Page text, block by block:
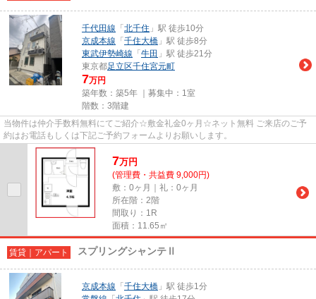
千代田線 「 北千住 」駅 徒歩10分
京成本線 「 千住大橋 」駅 徒歩8分
東武伊勢崎線 「 牛田 」駅 徒歩21分
東京都足立区千住宮元町
7万円
築年数：築5年 ｜募集中： 1室
階数：3階建
当物件は仲介手数料無料にてご紹介☆敷金礼金0ヶ月☆ネット無料 ご来店のご予
約はお電話もしくは下記ご予約フォームよりお願いします。
7万円
(管理費・共益費 9,000円)
敷：0ヶ月｜礼：0ヶ月
所在階：2階
間取り：1R
面積：11.65㎡
賃貸｜アパート スプリングシャンテⅡ
京成本線 「 千住大橋 」駅 徒歩1分